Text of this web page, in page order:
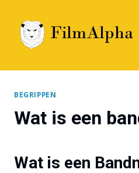
inhoud
BEGRIPPEN
Wat is een
Wat is een